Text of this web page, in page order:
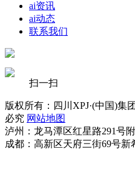
ai资讯
ai动态
联系我们
扫一扫
版权所有：四川XPJ·(中国)集
必究 网站地图
泸州：龙马潭区红星路291号
成都：高新区天府三街69号新